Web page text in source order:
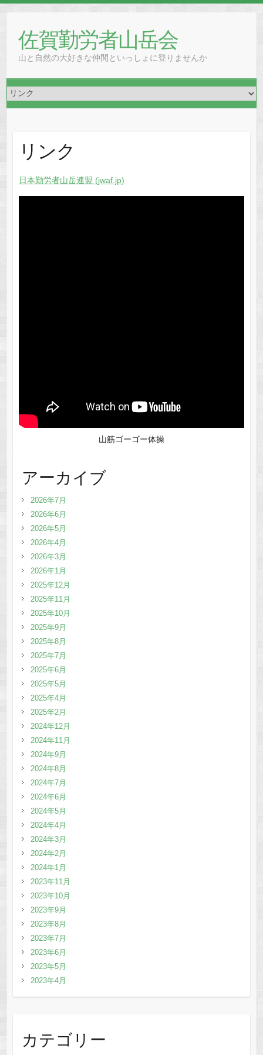
content佐賀勤労者山岳会
山と自然の大好きな仲間といっしょに登りませんか
リンク
日本勤労者山岳連盟 (jwaf.jp)
山筋ゴーゴー体操
アーカイブ
2026年7月
2026年6月
2026年5月
2026年4月
2026年3月
2026年1月
2025年12月
2025年11月
2025年10月
2025年9月
2025年8月
2025年7月
2025年6月
2025年5月
2025年4月
2025年2月
2024年12月
2024年11月
2024年9月
2024年8月
2024年7月
2024年6月
2024年5月
2024年4月
2024年3月
2024年2月
2024年1月
2023年11月
2023年10月
2023年9月
2023年8月
2023年7月
2023年6月
2023年5月
2023年4月
カテゴリー